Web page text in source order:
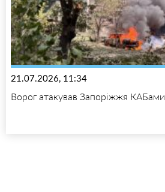
21.07.2026, 11:34
Ворог атакував Запоріжжя КАБами